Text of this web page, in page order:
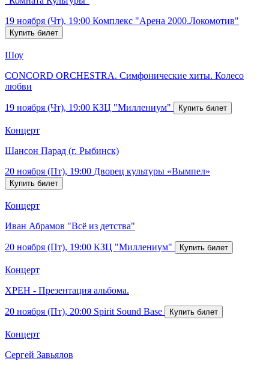
19 ноября (Чт), 19:00 Комплекс "Арена 2000.Локомотив"
Шоу
CONCORD ORCHESTRA. Симфонические хиты. Колесо
любви
19 ноября (Чт), 19:00 КЗЦ "Миллениум"
Концерт
Шансон Парад (г. Рыбинск)
20 ноября (Пт), 19:00 Дворец культуры «Вымпел»
Концерт
Иван Абрамов "Всё из детства"
20 ноября (Пт), 19:00 КЗЦ "Миллениум"
Концерт
ХРЕН - Презентация альбома.
20 ноября (Пт), 20:00 Spirit Sound Base
Концерт
Сергей Завьялов